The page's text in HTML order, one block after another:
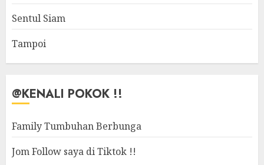
Sentul Siam
Tampoi
@KENALI POKOK !!
Family Tumbuhan Berbunga
Jom Follow saya di Tiktok !!